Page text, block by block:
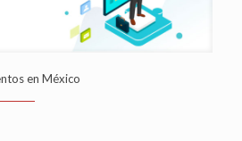
en México